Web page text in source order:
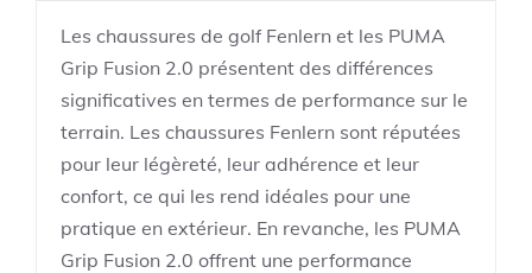
Les chaussures de golf Fenlern et les PUMA
Grip Fusion 2.0 présentent des différences
significatives en termes de performance sur le
terrain. Les chaussures Fenlern sont réputées
pour leur légèreté, leur adhérence et leur
confort, ce qui les rend idéales pour une
pratique en extérieur. En revanche, les PUMA
Grip Fusion 2.0 offrent une performance